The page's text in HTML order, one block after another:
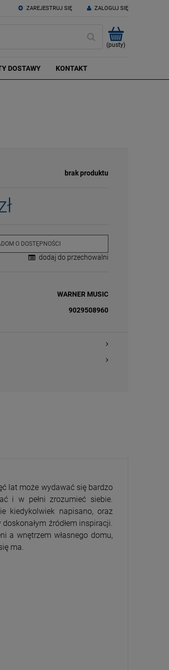
ZAREJESTRUJ SIĘ ZALOGUJ SIĘ
(pusty)
DOSTAWY KONTAKT
-15%
brak produktu
O DOSTĘPNOŚCI
dodaj do przechowalni
WARNER MUSIC
9029508960
lat może wydawać się bardzo
i w pełni zrozumieć siebie.
kiedykolwiek napisano, oraz
źródłem inspiracji.
a wnętrzem własnego domu,
ma.